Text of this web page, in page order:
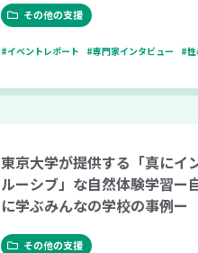
その他の支援
#イベントレポート #専門家インタビュー #
東京大学が提供する「真にイ
ルーシブ」な自然体験学習ー
に学ぶみんなの学校の事例ー
その他の支援